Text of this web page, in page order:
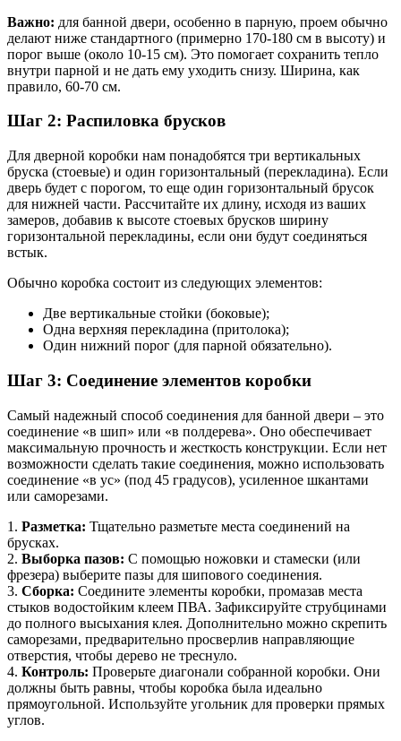
Важно: для банной двери, особенно в парную, проем обычно
делают ниже стандартного (примерно 170-180 см в высоту) и
порог выше (около 10-15 см). Это помогает сохранить тепло
внутри парной и не дать ему уходить снизу. Ширина, как
правило, 60-70 см.
Шаг 2: Распиловка брусков
Для дверной коробки нам понадобятся три вертикальных
бруска (стоевые) и один горизонтальный (перекладина). Если
дверь будет с порогом, то еще один горизонтальный брусок
для нижней части. Рассчитайте их длину, исходя из ваших
замеров, добавив к высоте стоевых брусков ширину
горизонтальной перекладины, если они будут соединяться
встык.
Обычно коробка состоит из следующих элементов:
Две вертикальные стойки (боковые);
Одна верхняя перекладина (притолока);
Один нижний порог (для парной обязательно).
Шаг 3: Соединение элементов коробки
Самый надежный способ соединения для банной двери – это
соединение «в шип» или «в полдерева». Оно обеспечивает
максимальную прочность и жесткость конструкции. Если нет
возможности сделать такие соединения, можно использовать
соединение «в ус» (под 45 градусов), усиленное шкантами
или саморезами.
1. Разметка: Тщательно разметьте места соединений на
брусках.
2. Выборка пазов: С помощью ножовки и стамески (или
фрезера) выберите пазы для шипового соединения.
3. Сборка: Соедините элементы коробки, промазав места
стыков водостойким клеем ПВА. Зафиксируйте струбцинами
до полного высыхания клея. Дополнительно можно скрепить
саморезами, предварительно просверлив направляющие
отверстия, чтобы дерево не треснуло.
4. Контроль: Проверьте диагонали собранной коробки. Они
должны быть равны, чтобы коробка была идеально
прямоугольной. Используйте угольник для проверки прямых
углов.